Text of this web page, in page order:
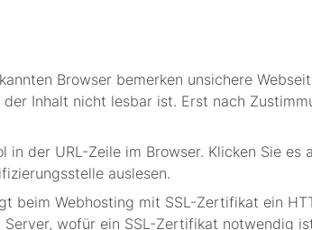
Browser bemerken unsichere
Inhalt nicht lesbar ist. Erst nach
der URL-Zeile im Browser. Klicken Sie es
auslesen.
beim Webhosting mit SSL-Zertifikat ein
wofür ein SSL-Zertifikat notwendig